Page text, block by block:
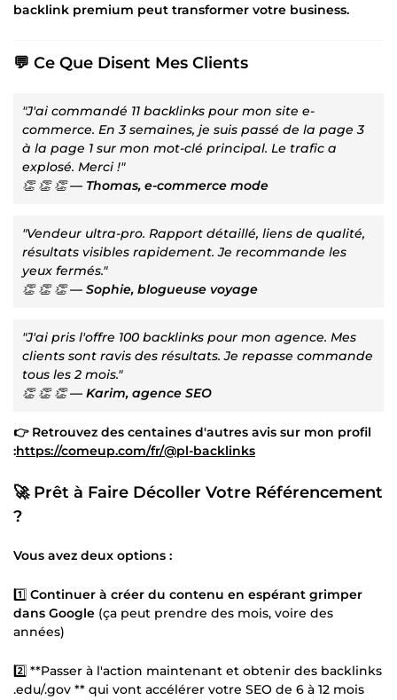
backlink premium peut transformer votre business.
💬 Ce Que Disent Mes Clients
"J'ai commandé 11 backlinks pour mon site e-
commerce. En 3 semaines, je suis passé de la page 3
à la page 1 sur mon mot-clé principal. Le trafic a
explosé. Merci !"
👏 👏 👏— Thomas, e-commerce mode
"Vendeur ultra-pro. Rapport détaillé, liens de qualité,
résultats visibles rapidement. Je recommande les
yeux fermés."
👏 👏 👏— Sophie, blogueuse voyage
"J'ai pris l'offre 100 backlinks pour mon agence. Mes
clients sont ravis des résultats. Je repasse commande
tous les 2 mois."
👏 👏 👏— Karim, agence SEO
👉 Retrouvez des centaines d'autres avis sur mon profil
:https://comeup.com/fr/@pl-backlinks
🚀 Prêt à Faire Décoller Votre Référencement
?
Vous avez deux options :
1️⃣ Continuer à créer du contenu en espérant grimper
dans Google (ça peut prendre des mois, voire des
années)
2️⃣ **Passer à l'action maintenant et obtenir des backlinks
.edu/.gov ** qui vont accélérer votre SEO de 6 à 12 mois